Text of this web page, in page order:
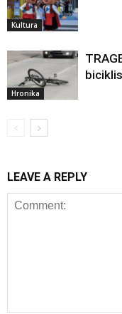
Kultura
Hronika
LEAVE A REPLY